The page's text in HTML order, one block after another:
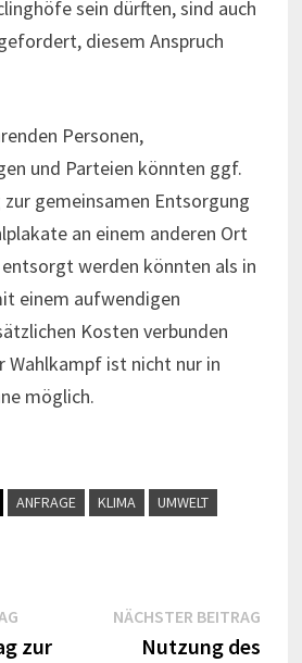
sein dürften, sind auch
diesem Anspruch
Personen,
und Parteien könnten ggf.
zur gemeinsamen Entsorgung
an einem anderen Ort
werden könnten als in
einem aufwendigen
Kosten verbunden
Wahlkampf ist nicht nur in
möglich.
ANFRAGE KLIMA
UMWELT
Vorheriger
Beitrag:
zur
NÄCHSTER BEITRAG
Nutzung des